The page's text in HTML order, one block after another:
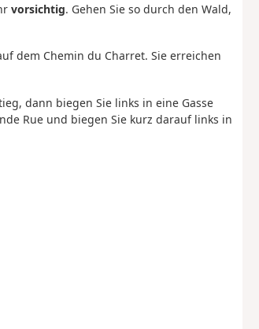
vorsichtig. Gehen Sie so durch den Wald,
dem Chemin du Charret. Sie erreichen
dann biegen Sie links in eine Gasse
Rue und biegen Sie kurz darauf links in